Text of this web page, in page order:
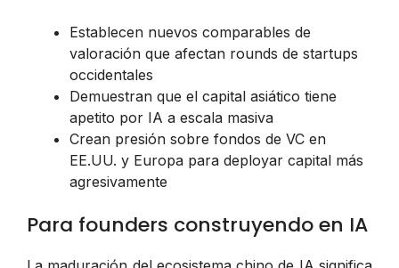
Establecen nuevos comparables de
valoración que afectan rounds de startups
occidentales
Demuestran que el capital asiático tiene
apetito por IA a escala masiva
Crean presión sobre fondos de VC en
EE.UU. y Europa para deployar capital más
agresivamente
Para founders construyendo en IA